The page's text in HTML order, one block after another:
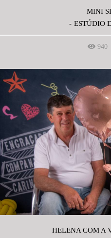
MINI
ESTÚDIO
940
HELENA COM A